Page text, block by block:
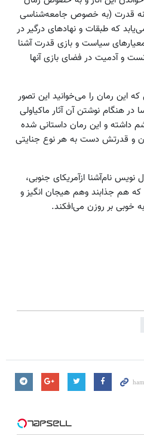
قدرت (به خصوص جامعه‌شناسی
که طبقات و نهادهای درگیر در
سیاست و بازی قدرت آشنا
و آدمیت در فضای بازی آنها
این رمان را می‌خوانید این تصور
در هنگام نوشتن آن آثار ماکیاولی
و این رمان داستانی شده
و قدرتش دست به هر نوع جنایتی
نام‌آشنا از‌آمریکای جنوبی،
که هم جذابند وهم هیجان انگیز و
خوبی بر روزن می‌افکند.